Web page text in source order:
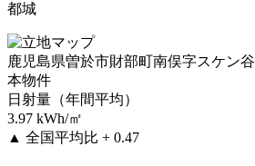
都城
鹿児島県曽於市財部町南俣字スケン谷
本物件
日射量（年間平均）
3.97 kWh/㎡
▲ 全国平均比 + 0.47